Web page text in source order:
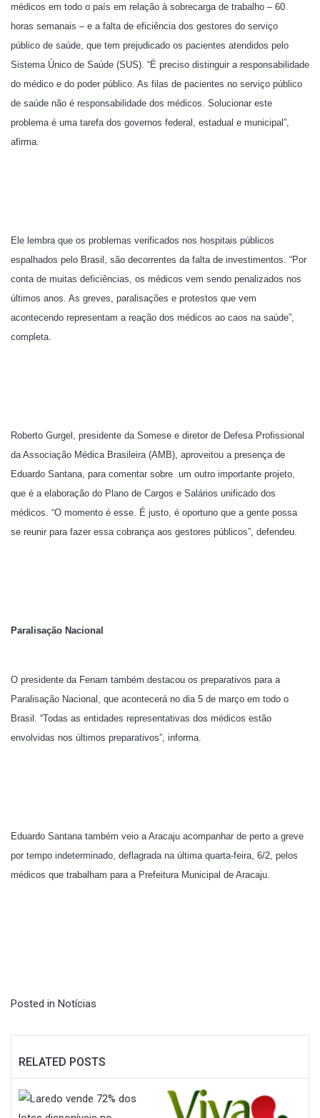
médicos em todo o país em relação à sobrecarga de trabalho – 60
horas semanais – e a falta de eficiência dos gestores do serviço
público de saúde, que tem prejudicado os pacientes atendidos pelo
Sistema Único de Saúde (SUS). “É preciso distinguir a responsabilidade
do médico e do poder público. As filas de pacientes no serviço público
de saúde não é responsabilidade dos médicos. Solucionar este
problema é uma tarefa dos governos federal, estadual e municipal”,
afirma.
Ele lembra que os problemas verificados nos hospitais públicos
espalhados pelo Brasil, são decorrentes da falta de investimentos. “Por
conta de muitas deficiências, os médicos vem sendo penalizados nos
últimos anos. As greves, paralisações e protestos que vem
acontecendo representam a reação dos médicos ao caos na saúde”,
completa.
Roberto Gurgel, presidente da Somese e diretor de Defesa Profissional
da Associação Médica Brasileira (AMB), aproveitou a presença de
Eduardo Santana, para comentar sobre um outro importante projeto,
que é a elaboração do Plano de Cargos e Salários unificado dos
médicos. “O momento é esse. É justo, é oportuno que a gente possa
se reunir para fazer essa cobrança aos gestores públicos”, defendeu.
Paralisação Nacional
O presidente da Fenam também destacou os preparativos para a
Paralisação Nacional, que acontecerá no dia 5 de março em todo o
Brasil. “Todas as entidades representativas dos médicos estão
envolvidas nos últimos preparativos”, informa.
Eduardo Santana também veio a Aracaju acompanhar de perto a greve
por tempo indeterminado, deflagrada na última quarta-feira, 6/2, pelos
médicos que trabalham para a Prefeitura Municipal de Aracaju.
Posted in Notícias
RELATED POSTS